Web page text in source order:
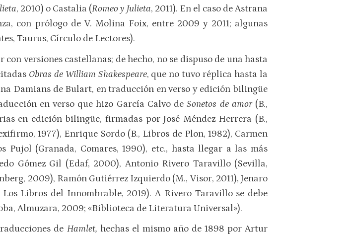
, 2010) o Castalia (Romeo y Julieta, 2011). En el caso de Astrana
con prólogo de V. Molina Foix, entre 2009 y 2011; algunas
Taurus, Círculo de Lectores).
versiones castellanas; de hecho, no se dispuso de una hasta
Obras de William Shakespeare, que no tuvo réplica hasta la
Damians de Bulart, en traducción en verso y edición bilingüe
en verso que hizo García Calvo deSonetos de amor (B.,
en edición bilingüe, firmadas por José Méndez Herrera (B.,
1977), Enrique Sordo (B., Libros de Plon, 1982), Carmen
Pujol (Granada, Comares, 1990), etc., hasta llegar a las más
Gómez Gil (Edaf, 2000), Antonio Rivero Taravillo (Sevilla,
2009), Ramón Gutiérrez Izquierdo (M., Visor, 2011), Jenaro
Libros del Innombrable, 2019). A Rivero Taravillo se debe
Almuzara, 2009; «Biblioteca de Literatura Universal»).
de Hamlet, hechas el mismo año de 1898 por Artur